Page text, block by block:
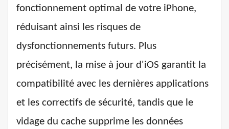
fonctionnement optimal de votre iPhone,
réduisant ainsi les risques de
dysfonctionnements futurs. Plus
précisément, la mise à jour d'iOS garantit la
compatibilité avec les dernières applications
et les correctifs de sécurité, tandis que le
vidage du cache supprime les données